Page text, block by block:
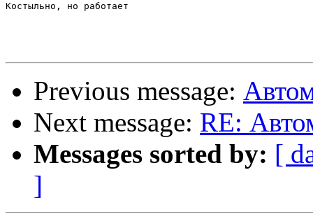
Костыльно, но работает
Previous message:
Next message: RE:
Messages sorted by: [
]